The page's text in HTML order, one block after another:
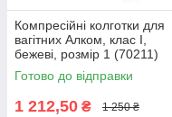
Компресійні колготки для
вагітних Алком, клас I,
бежеві, розмір 1 (70211)
Готово до відправки
1 212,50 ₴ 1 250 ₴